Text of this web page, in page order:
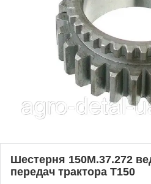
Шестерня 150М.37.272
передач трактора Т150